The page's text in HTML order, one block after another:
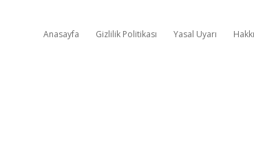
Anasayfa Gizlilik Politikası Yasal Uyarı